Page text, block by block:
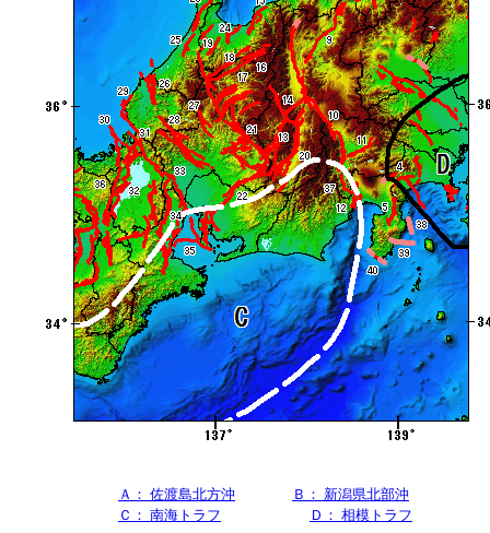
Ａ： 佐渡島北方沖
Ｂ： 新潟県北部沖
Ｃ： 南海トラフ
Ｄ： 相模トラフ